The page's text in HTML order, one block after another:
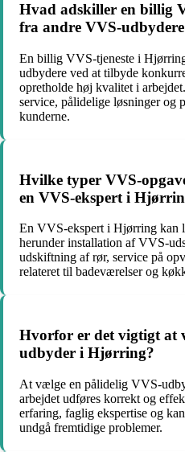
Hvad adskiller en billig
fra andre VVS-
En billig VVS-tjeneste i
udbydere ved at tilbyde
opretholde høj kvalitet i
service, pålidelige løsninger og
kunderne.
Hvilke typer VVS-
en VVS-ekspert i
En VVS-ekspert i Hjørring kan
herunder installation af VVS-
udskiftning af rør, service på
relateret til badeværelser og
Hvorfor er det vigtigt at
udbyder i Hjørring?
At vælge en pålidelig VVS-
arbejdet udføres korrekt og
erfaring, faglig ekspertise og
undgå fremtidige problemer.